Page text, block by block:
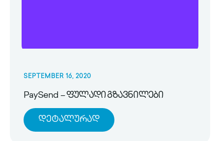
SEPTEMBER 16, 2020
PaySend – ფულადი გზავნილები
Დეტალურად